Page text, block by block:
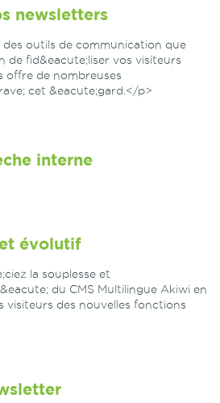
newsletters
outils de communication que
de fid&eacute;liser vos visiteurs
offre de nombreuses
cet &eacute;gard.</p>
interne
évolutif
la souplesse et
du CMS Multilingue Akiwi en
visiteurs des nouvelles fonctions